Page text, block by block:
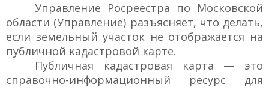
Управление Росреестра по Московской
области (Управление) разъясняет, что делать,
если земельный участок не отображается на
публичной кадастровой карте.
Публичная кадастровая карта — это
справочно-информационный ресурс для